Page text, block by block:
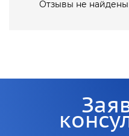
Отзывы не найдены